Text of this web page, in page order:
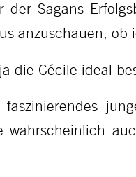
Sagans
anzuschauen, ob
die Cécile ideal
wahrscheinlich